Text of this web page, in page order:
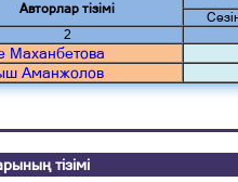
Авторлар тізімі
2
Маханбетова
Аманжолов
тізімі